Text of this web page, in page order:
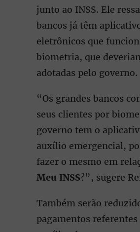
junto ao INSS. Ele
bancos já têm
eletrônicos que
biometria, que
adotadas pelo governo.
“Os grandes bancos
seus clientes por
governo tem o
auxílio emergencial,
fazer o mesmo em
Meu INSS?”, sugere
Também serão
pagamentos referentes